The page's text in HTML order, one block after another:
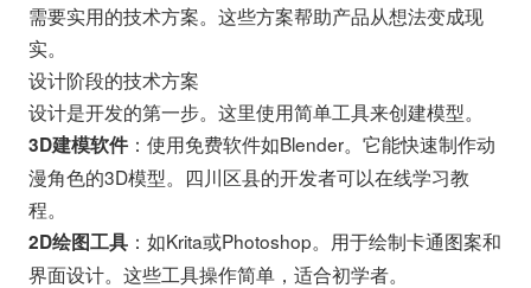
需要实用的技术方案。这些方案帮助产品从想法变成现
实。
设计阶段的技术方案
设计是开发的第一步。这里使用简单工具来创建模型。
3D建模软件：使用免费软件如Blender。它能快速制作动
漫角色的3D模型。四川区县的开发者可以在线学习教
程。
2D绘图工具：如Krita或Photoshop。用于绘制卡通图案和
界面设计。这些工具操作简单，适合初学者。